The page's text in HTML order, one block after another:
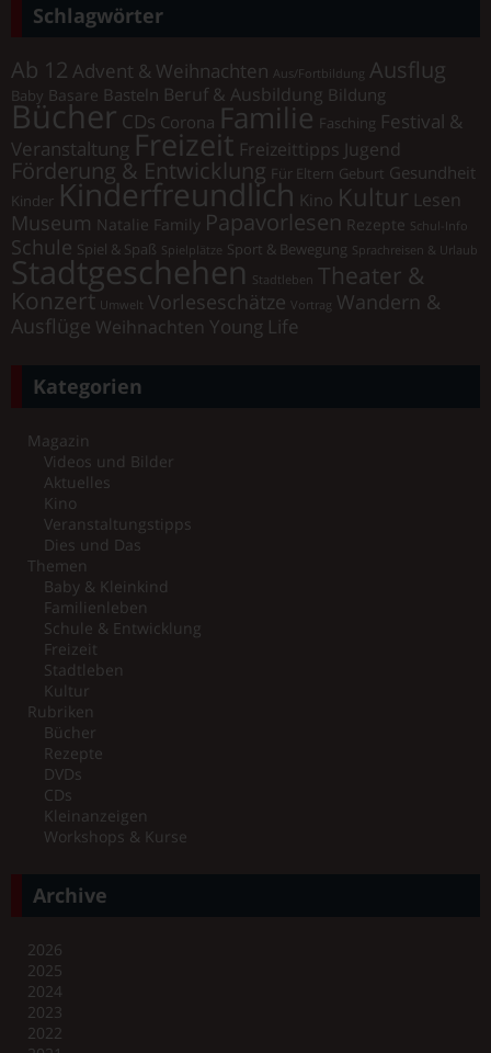
Schlagwörter
Ab 12 Advent & Weihnachten Aus/Fortbildung Ausflug
Baby Basare Basteln Beruf & Ausbildung Bildung
Bücher CDs Corona Familie Fasching Festival &
Veranstaltung Freizeit Freizeittipps Jugend
Förderung & Entwicklung Für Eltern Geburt Gesundheit
Kinder Kinderfreundlich Kino Kultur Lesen
Museum Natalie Family Papavorlesen Rezepte Schul-Info
Schule Spiel & Spaß Spielplätze Sport & Bewegung Sprachreisen & Urlaub
Stadtgeschehen Stadtleben Theater &
Konzert Umwelt Vorleseschätze Vortrag Wandern &
Ausflüge Weihnachten Young Life
Kategorien
Magazin
Videos und Bilder
Aktuelles
Kino
Veranstaltungstipps
Dies und Das
Themen
Baby & Kleinkind
Familienleben
Schule & Entwicklung
Freizeit
Stadtleben
Kultur
Rubriken
Bücher
Rezepte
DVDs
CDs
Kleinanzeigen
Workshops & Kurse
Archive
2026
2025
2024
2023
2022